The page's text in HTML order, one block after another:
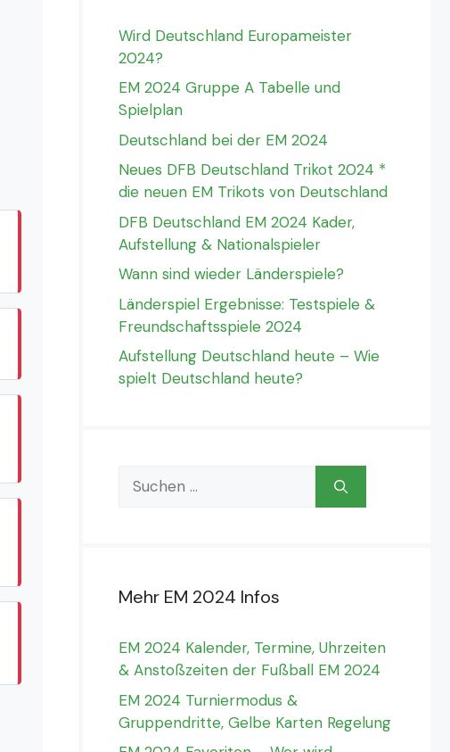
Wird Deutschland Europameister
2024?
EM 2024 Gruppe A Tabelle und
Spielplan
Deutschland bei der EM 2024
Neues DFB Deutschland Trikot 2024 *
die neuen EM Trikots von Deutschland
DFB Deutschland EM 2024 Kader,
Aufstellung & Nationalspieler
Wann sind wieder Länderspiele?
Länderspiel Ergebnisse: Testspiele &
Freundschaftsspiele 2024
Aufstellung Deutschland heute – Wie
spielt Deutschland heute?
Suchen
nach:
Mehr EM 2024 Infos
EM 2024 Kalender, Termine, Uhrzeiten
& Anstoßzeiten der Fußball EM 2024
EM 2024 Turniermodus &
Gruppendritte, Gelbe Karten Regelung